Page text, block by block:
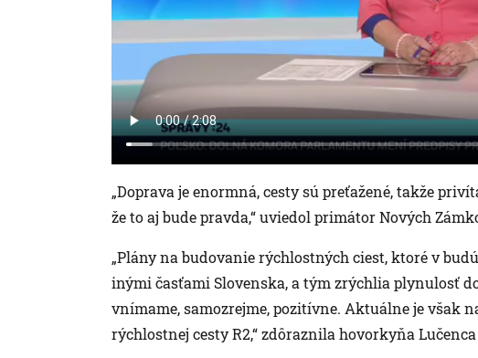
„Doprava je enormná, cesty sú preťažené, takže
že to aj bude pravda,“ uviedol primátor Nových
„Plány na budovanie rýchlostných ciest, ktoré v
inými časťami Slovenska, a tým zrýchlia plynulosť
vnímame, samozrejme, pozitívne. Aktuálne je však
rýchlostnej cesty R2,“ zdôraznila hovorkyňa